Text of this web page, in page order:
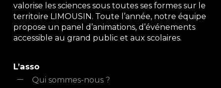
valorise les sciences sous toutes ses formes sur le
territoire LIMOUSIN. Toute l’année, notre équipe
propose un panel d’animations, d’événements
accessible au grand public et aux scolaires.
L’asso
Qui sommes-nous ?